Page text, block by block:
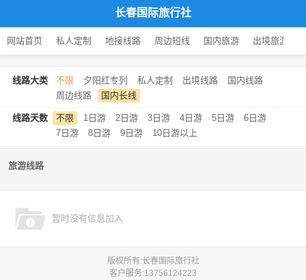
长春国际旅行社
网站首页 私人定制 地接线路 周边短线 国内旅游 出境旅游
线路大类 不限 夕阳红专列 私人定制 出境线路
国内线路
周边线路
国内长线
线路天数 不限 1日游 2日游 3日游 4日游 5日游
6日游
7日游
8日游 9日游 10日游以上
旅游线路
暂时没有信息加入
版权所有:长春国际旅行社
客户服务:13756124223